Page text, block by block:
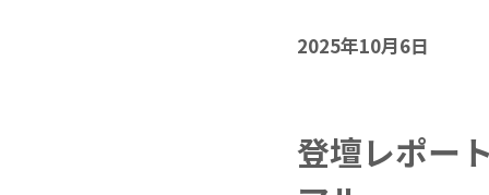
2025年10月6日
登壇レポー